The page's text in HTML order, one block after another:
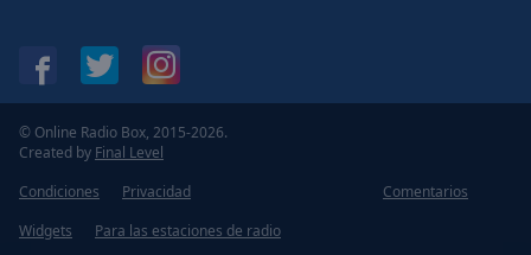
© Online Radio Box, 2015-2026.
Created by Final Level
Condiciones
Privacidad
Comentarios
Widgets
Para las estaciones de radio